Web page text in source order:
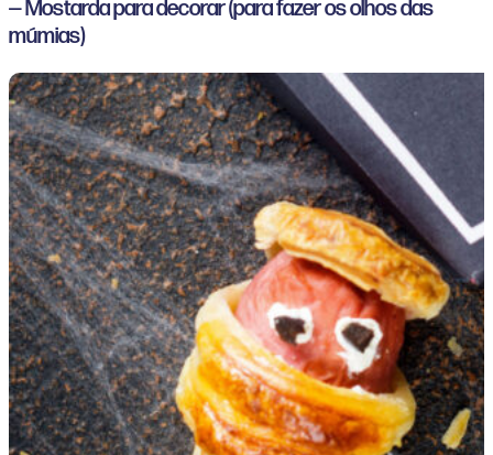
— Mostarda para decorar (para fazer os olhos das
múmias)